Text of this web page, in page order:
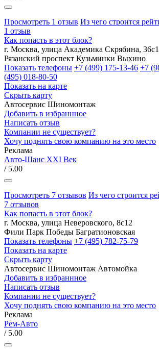
Просмотреть 1 отзыв Из чего строится
1 отзыв
Как попасть в этот блок?
г. Москва, улица Академика Скрябина, 36с1
Рязанский проспект Кузьминки Выхино
Показать телефоны +7 (499) 175-13-46 +7
(495) 018-80-50
Показать на карте
Скрыть карту
Автосервис Шиномонтаж
Добавить в избраннное
Написать отзыв
Компании не существует?
Хочу поднять свою компанию на это место
Реклама
Авто-Шанс XXI Век
/ 5.00
Просмотреть 7 отзывов Из чего строится
7 отзывов
Как попасть в этот блок?
г. Москва, улица Неверовского, 8с12
Фили Парк Победы Багратионовская
Показать телефоны +7 (495) 782-75-79
Показать на карте
Скрыть карту
Автосервис Шиномонтаж Автомойка
Добавить в избраннное
Написать отзыв
Компании не существует?
Хочу поднять свою компанию на это место
Реклама
Рем-Авто
/ 5.00